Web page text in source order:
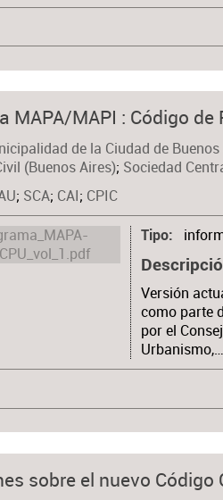
MAPA/MAPI : Código
de la Ciudad de Buenos
(Buenos Aires); Sociedad
; SCA; CAI; CPIC
Tipo
Versión
como parte
por el
Urbanismo,…
sobre el nuevo